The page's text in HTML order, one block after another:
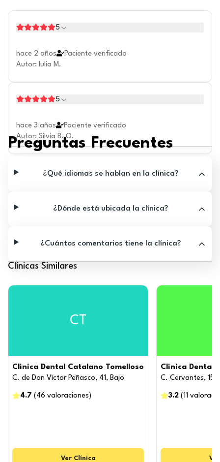
5
hace 2 años
Paciente verificado
Autor: Iulia M.
5
hace 3 años
Paciente verificado
Autor: Silvia B. O.
Preguntas Frecuentes
¿Qué idiomas se hablan en la clínica?
¿Dónde está ubicada la clínica?
¿Cuántos comentarios tiene la clínica?
Clínicas Similares
CT
Clinica Dental Catalano Tomelloso
C. de Don Víctor Peñasco, 41, Bajo
4.7 ( 46 valoraciones )
Ver Clínica
Clinica Dental
C. Cervantes, 15
3.2 (11
Ver